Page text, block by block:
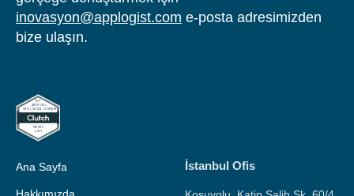
inovasyon@applogist.com e-posta adresimizden
bize ulaşın.
Ana Sayfa İstanbul Ofis